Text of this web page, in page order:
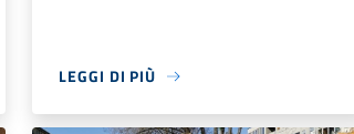
LEGGI DI PIÙ